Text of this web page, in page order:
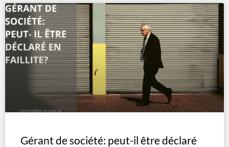
Gérant de société: peut-il être déclaré